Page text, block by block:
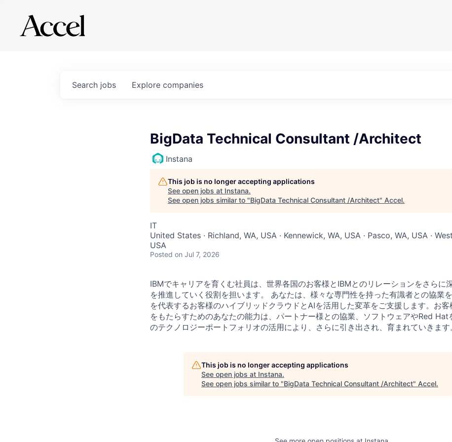
Search jobs Explore companies
BigData Technical Consultant /Architect
Instana
This job is no longer accepting applications
See open jobs at Instana.
See open jobs similar to "BigData Technical Consultant /Architect" Accel.
IT
United States · Richland, WA, USA · Kennewick, WA, USA · Pasco, WA, USA ·
USA
Posted on Jul 7, 2026
IBMでキャリアを育くむ社員は、世界各国のお客様とIBMとのリレーションをさらに
を推進していく役割を担います。 あなたは、様々な専門性を持った有識者との協業
を代表するお客様のハイブリッドクラウドとAIを活用した変革をご支援します。お
をもたらすためのあなたの能力は、パートナー様との協業、ソフトウェアやRed Hat
のテクノロジーポートフォリオの活用により、さらに引き出され、育まれていきます
This job is no longer accepting applications
See open jobs at Instana.
See open jobs similar to "BigData Technical Consultant /Architect" Accel.